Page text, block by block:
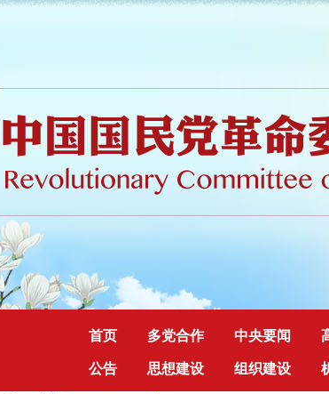
首页 多党合作 中央要闻
公告 思想建设 组织建设